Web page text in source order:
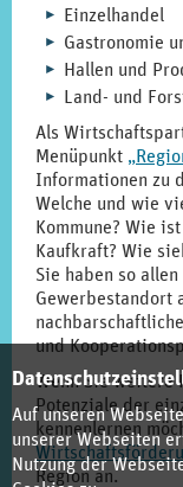
Auf unseren
unserer Webseiten
Nutzung der
Einzelhandel
Gastronomie
Hallen und
Land- und
Als
Menüpunkt
Informationen zu
Welche und wie
Kommune? Wie
Kaufkraft? Wie
Sie haben so
Gewerbestandort
und
Wenn Sie weitere
Potenziale der
kennenlernen
Region an.